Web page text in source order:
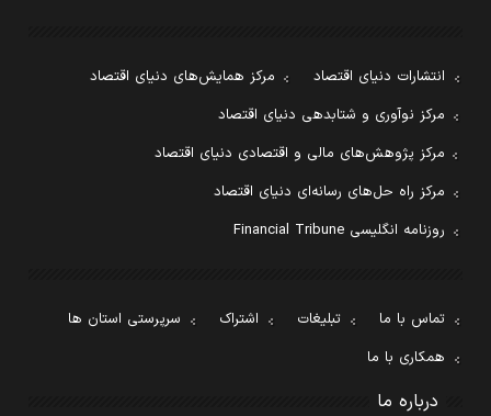
انتشارات دنیای اقتصاد
مرکز همایش‌های دنیای اقتصاد
مرکز نوآوری و شتابدهی دنیای اقتصاد
مرکز پژوهش‌های مالی و اقتصادی دنیای اقتصاد
مرکز راه حل‌های رسانه‌ای دنیای اقتصاد
روزنامه انگلیسی Financial Tribune
تماس با ما تبلیغات اشتراک
سرپرستی استان ها
همکاری با ما
درباره ما